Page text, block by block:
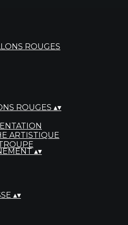
ROUGES ▴▾
ARTISTIQUE
▴▾
▴▾